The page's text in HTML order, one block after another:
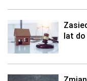
lat do